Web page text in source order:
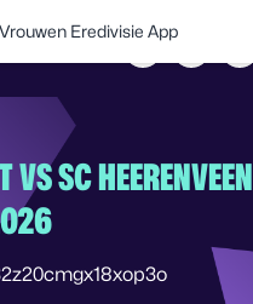
VS SC HEERENVEEN
Eredivisie App